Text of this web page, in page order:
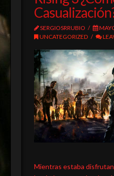
SERGIOSRRUBIO
UNCATEGORIZED
Mientras estaba